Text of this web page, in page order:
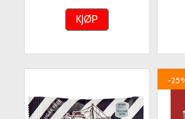
KJØP
-